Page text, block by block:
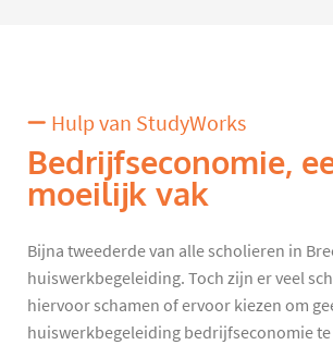
Hulp van StudyWorks
Bedrijfseconomie,
moeilijk vak
Bijna tweederde van alle scholieren in
huiswerkbegeleiding. Toch zijn er veel
hiervoor schamen of ervoor kiezen om
huiswerkbegeleiding bedrijfseconomie te